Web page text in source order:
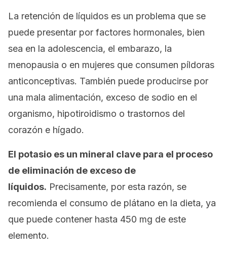
La retención de líquidos es un problema que se
puede presentar por factores hormonales, bien
sea en la adolescencia, el embarazo, la
menopausia o en mujeres que consumen píldoras
anticonceptivas. También puede producirse por
una mala alimentación, exceso de sodio en el
organismo, hipotiroidismo o trastornos del
corazón e hígado.
El potasio es un mineral clave para el proceso
de eliminación de exceso de
líquidos. Precisamente, por esta razón, se
recomienda el consumo de plátano en la dieta, ya
que puede contener hasta 450 mg de este
elemento.